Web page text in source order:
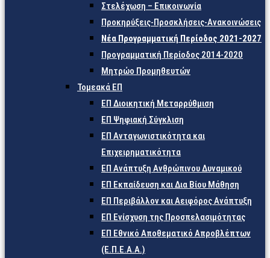
Στελέχωση – Επικοινωνία
Προκηρύξεις-Προσκλήσεις-Ανακοινώσεις
Νέα Προγραμματική Περίοδος 2021-2027
Προγραμματική Περίοδος 2014-2020
Μητρώο Προμηθευτών
Τομεακά ΕΠ
ΕΠ Διοικητική Μεταρρύθμιση
ΕΠ Ψηφιακή Σύγκλιση
ΕΠ Ανταγωνιστικότητα και
Επιχειρηματικότητα
ΕΠ Ανάπτυξη Ανθρώπινου Δυναμικού
ΕΠ Εκπαίδευση και Δια Βίου Μάθηση
ΕΠ Περιβάλλον και Αειφόρος Ανάπτυξη
ΕΠ Ενίσχυση της Προσπελασιμότητας
ΕΠ Εθνικό Αποθεματικό Απροβλέπτων
(Ε.Π.Ε.Α.Α.)